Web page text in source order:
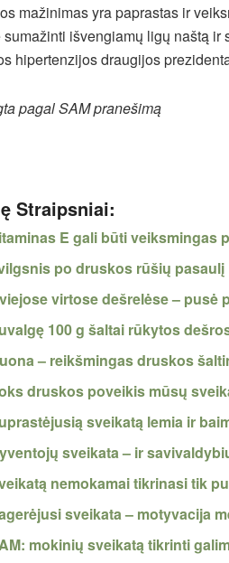
mažinimas yra paprastas ir
išvengiamų ligų naštą ir
hipertenzijos draugijos
pagal SAM pranešimą
Straipsniai:
E gali būti veiksmingas
po druskos rūšių pasaulį
virtose dešrelėse – pusė
100 g šaltai rūkytos
– reikšmingas druskos
druskos poveikis mūsų
sveikatą lemia ir
sveikata – ir
nemokamai tikrinasi tik
sveikata – motyvacija
mokinių sveikatą tikrinti